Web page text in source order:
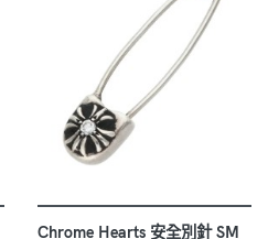
Chrome Hearts 安全別針 SM